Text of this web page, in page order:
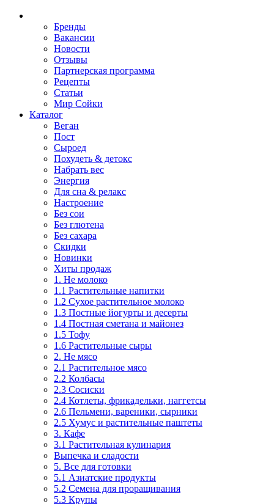
Бренды
Вакансии
Новости
Отзывы
Партнерская программа
Рецепты
Статьи
Мир Сойки
Каталог
Веган
Пост
Сыроед
Похудеть & детокс
Набрать вес
Энергия
Для сна & релакс
Настроение
Без сои
Без глютена
Без сахара
Скидки
Новинки
Хиты продаж
1. Не молоко
1.1 Растительные напитки
1.2 Сухое растительное молоко
1.3 Постные йогурты и десерты
1.4 Постная сметана и майонез
1.5 Тофу
1.6 Растительные сыры
2. Не мясо
2.1 Растительное мясо
2.2 Колбасы
2.3 Сосиски
2.4 Котлеты, фрикадельки, наггетсы
2.6 Пельмени, вареники, сырники
2.5 Хумус и растительные паштеты
3. Кафе
3.1 Растительная кулинария
Выпечка и сладости
5. Все для готовки
5.1 Азиатские продукты
5.2 Семена для проращивания
5.3 Крупы